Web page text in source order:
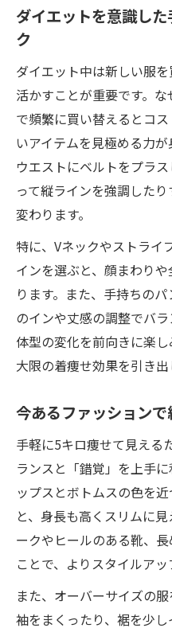
ダイエットを意識し
ク
ダイエット中は新しい服
活かすことが重要です。
で頻繁に買い替えるとコ
いアイテムを見極める力が
ウエストにベルトをプラ
って縦ラインを強調した
変わります。
特に、Vネックやストライ
インを選ぶと、顔まわり
ります。また、手持ちの
のインや丈感の調整でバラ
体型の変化を前向きに楽
大限の着痩せ効果を引き出
今あるファッション
手軽に5キロ痩せて見える
ランスと「錯覚」を上手
ップスとボトムスの色を
と、身長も高くスリムに
ークやヒールのある靴、
ことで、よりスタイルアッ
また、オーバーサイズの
袖をまくったり、裾を少